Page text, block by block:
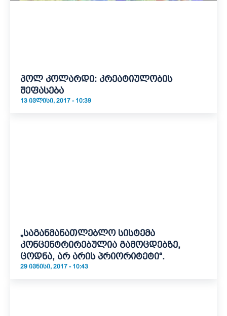
პოლ კოლარდი: კრეატიულობის
შეფასება
13 ᲘᲕᲚᲘᲡᲘ, 2017 - 10:39
„საგანმანათლებლო სისტემა
კონცენტრირებულია გამოცდებზე,
ცოდნა, არ არის პრიორიტეტი“.
29 ᲘᲕᲜᲘᲡᲘ, 2017 - 10:43